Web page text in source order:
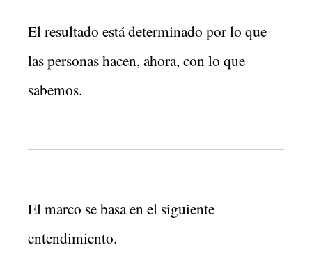
El resultado está determinado por lo que
las personas hacen, ahora, con lo que
sabemos.
El marco se basa en el siguiente
entendimiento.